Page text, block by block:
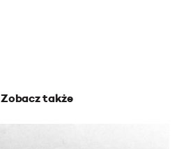
Zobacz także